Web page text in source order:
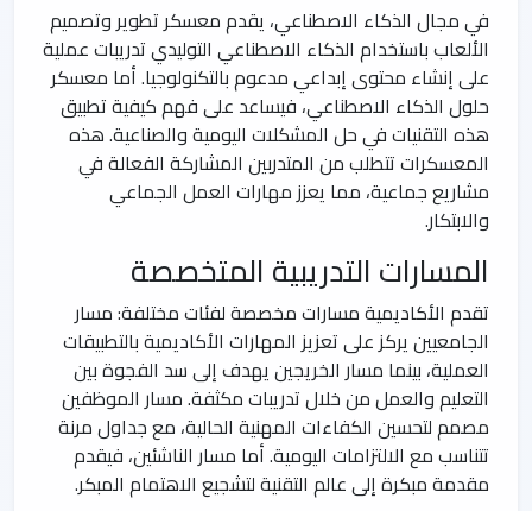
في مجال الذكاء الاصطناعي، يقدم معسكر تطوير وتصميم
الألعاب باستخدام الذكاء الاصطناعي التوليدي تدريبات عملية
على إنشاء محتوى إبداعي مدعوم بالتكنولوجيا. أما معسكر
حلول الذكاء الاصطناعي، فيساعد على فهم كيفية تطبيق
هذه التقنيات في حل المشكلات اليومية والصناعية. هذه
المعسكرات تتطلب من المتدربين المشاركة الفعالة في
مشاريع جماعية، مما يعزز مهارات العمل الجماعي
والابتكار.
المسارات التدريبية المتخصصة
تقدم الأكاديمية مسارات مخصصة لفئات مختلفة: مسار
الجامعيين يركز على تعزيز المهارات الأكاديمية بالتطبيقات
العملية، بينما مسار الخريجين يهدف إلى سد الفجوة بين
التعليم والعمل من خلال تدريبات مكثفة. مسار الموظفين
مصمم لتحسين الكفاءات المهنية الحالية، مع جداول مرنة
تتناسب مع الالتزامات اليومية. أما مسار الناشئين، فيقدم
مقدمة مبكرة إلى عالم التقنية لتشجيع الاهتمام المبكر.